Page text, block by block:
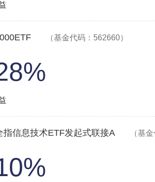
（基金代码：562660）
指信息技术ETF发起式联接A （基